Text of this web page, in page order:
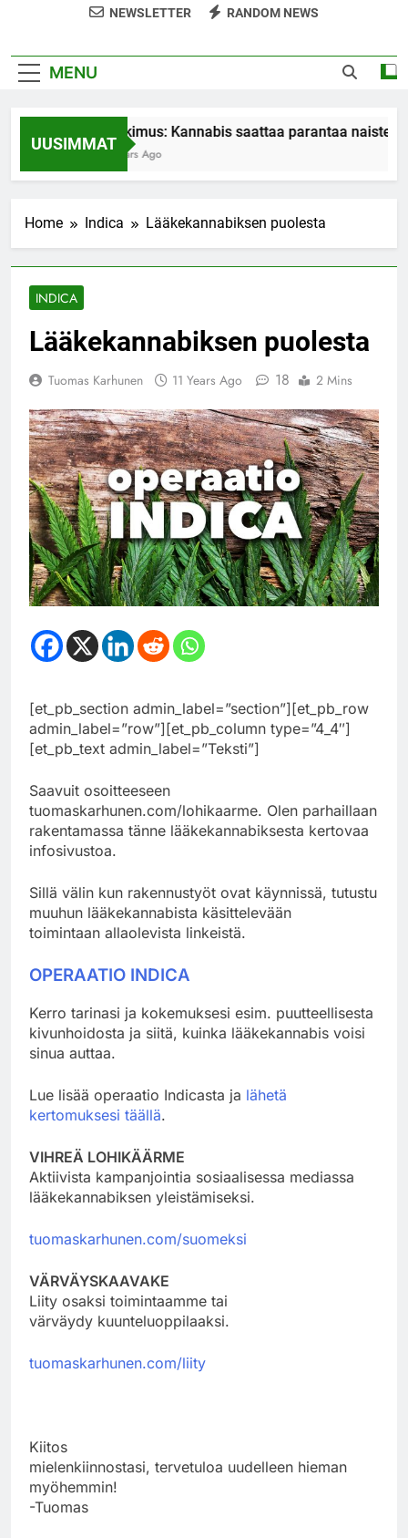
NEWSLETTER RANDOM NEWS
MENU
UUSIMMAT
Tutkimus: Kannabis saattaa parantaa naisten
7 Years Ago
Home Indica Lääkekannabiksen puolesta
INDICA
Lääkekannabiksen puolesta
Tuomas Karhunen 11 Years Ago 18 2 Mins
[et_pb_section admin_label=”section”][et_pb_row
admin_label=”row”][et_pb_column type=”4_4″]
[et_pb_text admin_label=”Teksti”]
Saavuit osoitteeseen
tuomaskarhunen.com/lohikaarme. Olen parhaillaan
rakentamassa tänne lääkekannabiksesta kertovaa
infosivustoa.
Sillä välin kun rakennustyöt ovat käynnissä, tutustu
muuhun lääkekannabista käsittelevään
toimintaan allaolevista linkeistä.
OPERAATIO INDICA
Kerro tarinasi ja kokemuksesi esim. puutteellisesta
kivunhoidosta ja siitä, kuinka lääkekannabis voisi
sinua auttaa.
Lue lisää operaatio Indicasta ja lähetä
kertomuksesi täällä.
VIHREÄ LOHIKÄÄRME
Aktiivista kampanjointia sosiaalisessa mediassa
lääkekannabiksen yleistämiseksi.
tuomaskarhunen.com/suomeksi
VÄRVÄYSKAAVAKE
Liity osaksi toimintaamme tai
värväydy kuunteluoppilaaksi.
tuomaskarhunen.com/liity
Kiitos
mielenkiinnostasi, tervetuloa uudelleen hieman
myöhemmin!
-Tuomas